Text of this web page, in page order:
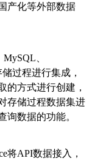
产化等外部数据
、
储过程进行集成，
的方式进行创建，
存储过程数据集进
询数据的功能。
将API数据接入，